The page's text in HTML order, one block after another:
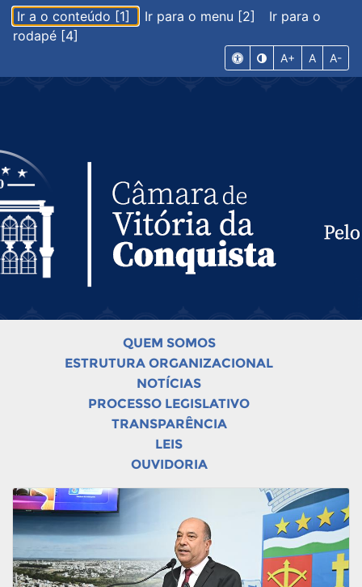
Ir a o conteúdo [1] Ir para o menu [2]
Ir para o
rodapé [4]
A+ A A-
QUEM SOMOS
ESTRUTURA ORGANIZACIONAL
NOTÍCIAS
PROCESSO LEGISLATIVO
TRANSPARÊNCIA
LEIS
OUVIDORIA